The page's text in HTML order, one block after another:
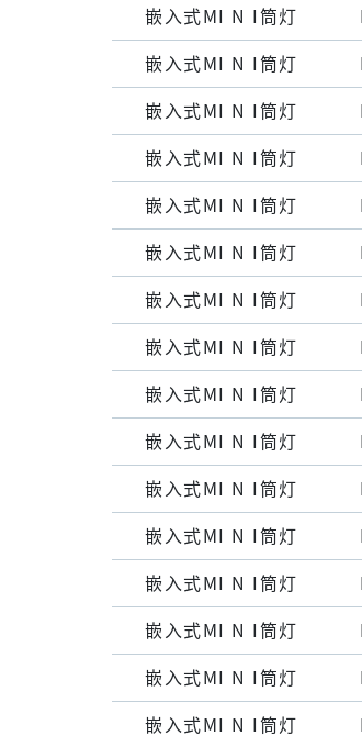
嵌⼊式MI N I筒灯
嵌⼊式MI N I筒灯
嵌⼊式MI N I筒灯
嵌⼊式MI N I筒灯
嵌⼊式MI N I筒灯
嵌⼊式MI N I筒灯
嵌⼊式MI N I筒灯
嵌⼊式MI N I筒灯
嵌⼊式MI N I筒灯
嵌⼊式MI N I筒灯
嵌⼊式MI N I筒灯
嵌⼊式MI N I筒灯
嵌⼊式MI N I筒灯
嵌⼊式MI N I筒灯
嵌⼊式MI N I筒灯
嵌⼊式MI N I筒灯